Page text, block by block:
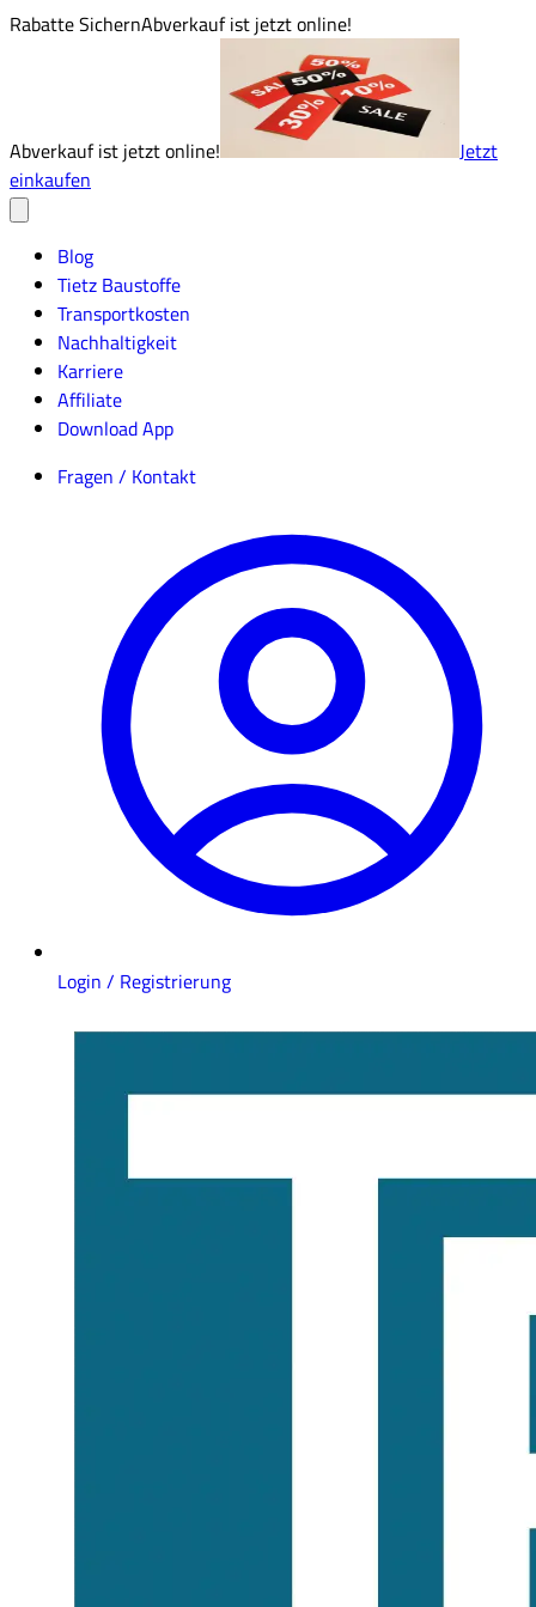
Rabatte SichernAbverkauf ist jetzt online!
Abverkauf ist jetzt online!
Jetzt
einkaufen
Blog
Tietz Baustoffe
Transportkosten
Nachhaltigkeit
Karriere
Affiliate
Download App
Fragen / Kontakt
Login / Registrierung